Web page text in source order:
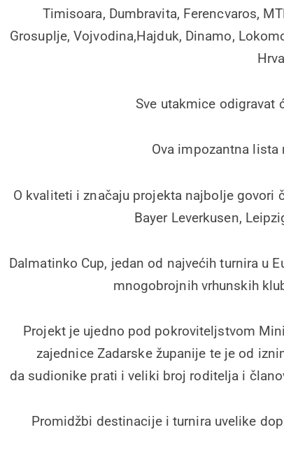
Timisoara, Dumbravita, Ferencvaros,
Grosuplje, Vojvodina,Hajduk, Dinamo,
Sve utakmice odigravat
Ova impozantna
O kvaliteti i značaju projekta najbolje govori
Bayer Leverkusen,
Dalmatinko Cup, jedan od najvećih turnira u
mnogobrojnih vrhunskih
Projekt je ujedno pod pokroviteljstvom
zajednice Zadarske županije te je od
da sudionike prati i veliki broj roditelja i
Promidžbi destinacije i turnira uvelike